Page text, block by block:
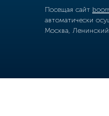
Посещая сайт
автоматически
Москва,